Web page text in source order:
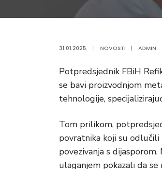
31.01.2025. | NOVOSTI | ADMIN
Potpredsjednik FBiH
se bavi proizvodnjom
tehnologije,
Tom prilikom,
povratnika koji su odlučili
povezivanja s
ulaganjem pokazali da